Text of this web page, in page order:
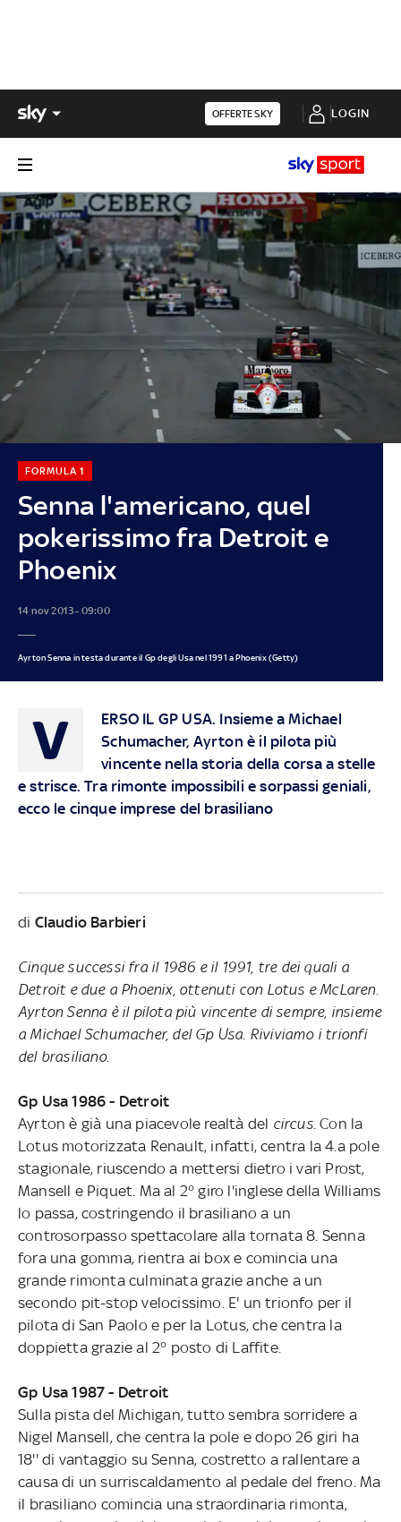
OFFERTE SKY LOGIN
Senna l'americano, quel
pokerissimo fra Detroit e
Phoenix
FORMULA 1
14 nov 2013 - 09:00
Ayrton Senna in testa durante il Gp degli Usa nel 1991 a Phoenix (Getty)
V ERSO IL GP USA. Insieme a Michael
Schumacher, Ayrton è il pilota più
vincente nella storia della corsa a stelle
e strisce. Tra rimonte impossibili e sorpassi geniali,
ecco le cinque imprese del brasiliano
di Claudio Barbieri
Cinque successi fra il 1986 e il 1991, tre dei quali a
Detroit e due a Phoenix, ottenuti con Lotus e McLaren.
Ayrton Senna è il pilota più vincente di sempre, insieme
a Michael Schumacher, del Gp Usa. Riviviamo i trionfi
del brasiliano.
Gp Usa 1986 - Detroit
Ayrton è già una piacevole realtà del circus. Con la
Lotus motorizzata Renault, infatti, centra la 4.a pole
stagionale, riuscendo a mettersi dietro i vari Prost,
Mansell e Piquet. Ma al 2° giro l'inglese della Williams
lo passa, costringendo il brasiliano a un
controsorpasso spettacolare alla tornata 8. Senna
fora una gomma, rientra ai box e comincia una
grande rimonta culminata grazie anche a un
secondo pit-stop velocissimo. E' un trionfo per il
pilota di San Paolo e per la Lotus, che centra la
doppietta grazie al 2° posto di Laffite.
Gp Usa 1987 - Detroit
Sulla pista del Michigan, tutto sembra sorridere a
Nigel Mansell, che centra la pole e dopo 26 giri ha
18'' di vantaggio su Senna, costretto a rallentare a
causa di un surriscaldamento al pedale del freno. Ma
il brasiliano comincia una straordinaria rimonta,